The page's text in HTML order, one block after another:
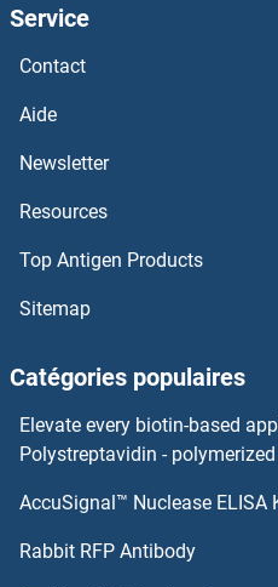
CHST12 Anticorps
CHST10 Anticorps
CHST1 Anticorps
Chromosome X Open
Chromosome 6 Open
Chromosome 6 Open
Chromosome 6 Open
Service
Contact
Aide
Newsletter
Resources
Top Antigen Products
Sitemap
Catégories populaires
Elevate every biotin-based
Polystreptavidin -
AccuSignal™ Nuclease ELISA
Rabbit RFP Antibody